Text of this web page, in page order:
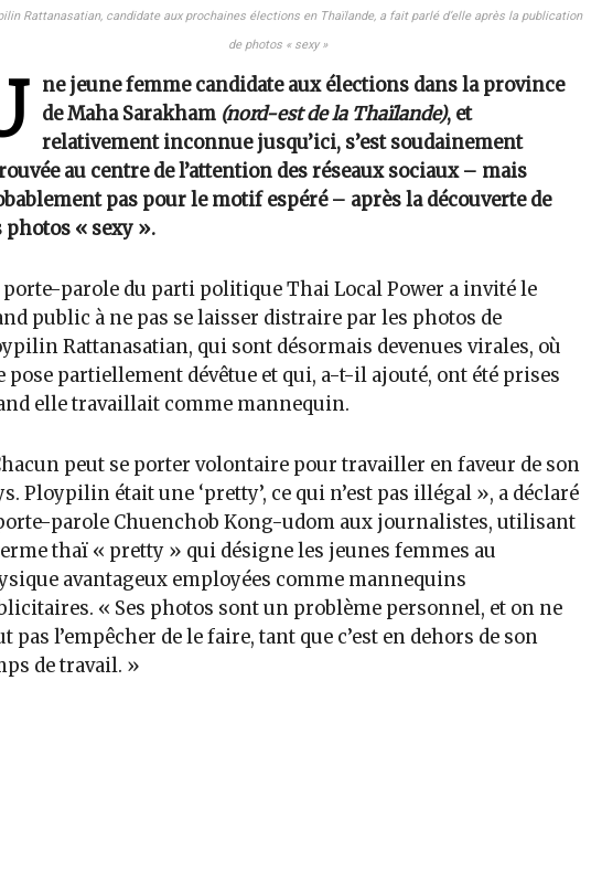
Rattanasatian, candidate aux prochaines élections en Thaïlande, a fait parlé d’elle après la publication
de photos « sexy »
ne jeune femme candidate aux élections dans la province
de Maha Sarakham (nord-est de la Thaïlande), et
relativement inconnue jusqu’ici, s’est soudainement
au centre de l’attention des réseaux sociaux – mais
pas pour le motif espéré – après la découverte de
photos « sexy ».
porte-parole du parti politique Thai Local Power a invité le
public à ne pas se laisser distraire par les photos de
Rattanasatian, qui sont désormais devenues virales, où
pose partiellement dévêtue et qui, a-t-il ajouté, ont été prises
elle travaillait comme mannequin.
peut se porter volontaire pour travailler en faveur de son
Ploypilin était une ‘pretty’, ce qui n’est pas illégal », a déclaré
parole Chuenchob Kong-udom aux journalistes, utilisant
thaï « pretty » qui désigne les jeunes femmes au
avantageux employées comme mannequins
« Ses photos sont un problème personnel, et on ne
pas l’empêcher de le faire, tant que c’est en dehors de son
de travail. »